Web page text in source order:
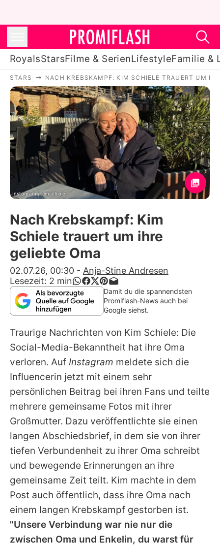
RoyalsStarsFilme & SerienLifestyleFamilie &
Royals
Stars
Filme & Serien
Lifestyle
Familie & Liebe
Promiflash Exklusiv
Alle Themen auf Promiflash
App runterladen
Team
Redaktionelle Richtlinien
Impressum
Datenschutzerklärung
Nutzungsbedingungen
Utiq verwalten
STARS NACH KREBSKAMPF: KIM SCHIELE TRAUERT UM
Instagram / kimschiele
Nach Krebskampf: Kim
Schiele trauert um ihre
geliebte Oma
02.07.26, 00:30 - Anja-Stine Andresen
Lesezeit: 2 min
Damit du die spannendsten
Promiflash-News auch bei
Google siehst.
Traurige Nachrichten von Kim Schiele: Die
Social-Media-Bekanntheit hat ihre Oma
verloren. Auf Instagram meldete sich die
Influencerin jetzt mit einem sehr
persönlichen Beitrag bei ihren Fans und teilte
mehrere gemeinsame Fotos mit ihrer
Großmutter. Dazu veröffentlichte sie einen
langen Abschiedsbrief, in dem sie von ihrer
tiefen Verbundenheit zu ihrer Oma schreibt
und bewegende Erinnerungen an ihre
gemeinsame Zeit teilt. Kim machte in dem
Post auch öffentlich, dass ihre Oma nach
einem langen Krebskampf gestorben ist.
"Unsere Verbindung war nie nur die
zwischen Oma und Enkelin, du warst für